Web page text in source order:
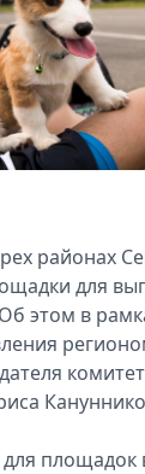
районах
для
этом в